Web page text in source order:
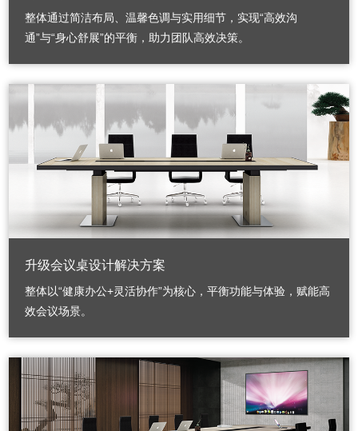
整体通过简洁布局、温馨色调与实用细节，实现“高效沟
通”与“身心舒展”的平衡，助力团队高效决策。
升级会议桌设计解决方案
整体以“健康办公+灵活协作”为核心，平衡功能与体验，赋能高
效会议场景。